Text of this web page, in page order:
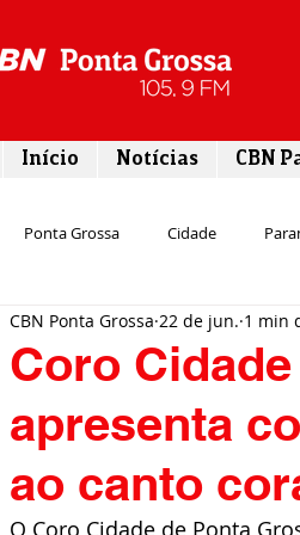
Início Notícias CBN
Ponta Grossa Cidade
Emprego Campos Gerais
Rodovias Agronegócio
Tecnologia Polícia
Coro
apresenta
ao canto
CBN Ponta Grossa 22 de jun. 1 min
O Coro Cidade de Ponta